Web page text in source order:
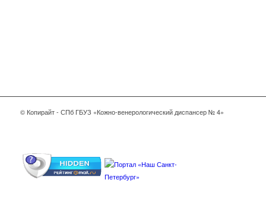
© Копирайт - СПб ГБУЗ «Кожно-венерологический диспансер № 4»